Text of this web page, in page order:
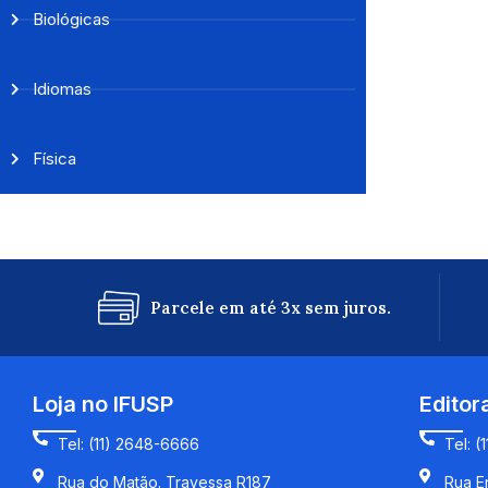
Biológicas
Idiomas
Física
Parcele em até 3x sem juros.
Loja no IFUSP
Tel: (11) 2648-6666
Rua do Matão. Travessa R187
Tel:
Rua